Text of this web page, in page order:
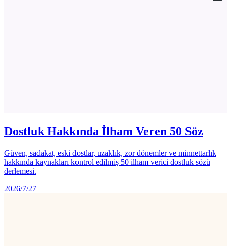
Dostluk Hakkında İlham Veren 50 Söz
Güven, sadakat, eski dostlar, uzaklık, zor dönemler ve minnettarlık
hakkında kaynakları kontrol edilmiş 50 ilham verici dostluk sözü
derlemesi.
2026/7/27